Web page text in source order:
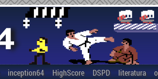
inception64 HighScore DSPD literatura